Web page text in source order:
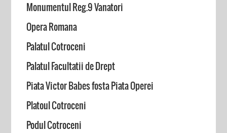
Monumentul Reg.9 Vanatori
Opera Romana
Palatul Cotroceni
Palatul Facultatii de Drept
Piata Victor Babes fosta Piata Operei
Platoul Cotroceni
Podul Cotroceni